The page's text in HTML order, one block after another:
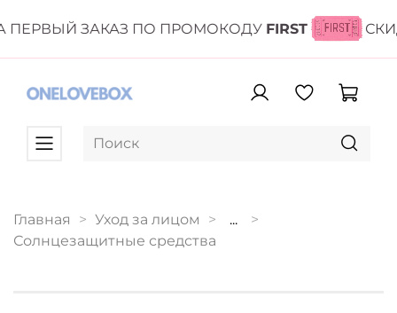
ПЕРВЫЙ ЗАКАЗ ПО ПРОМОКОДУ FIRST
Главная Уход за лицом
...
Солнцезащитные средства